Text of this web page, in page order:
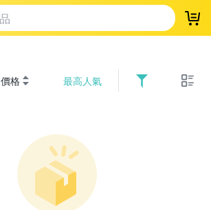
登
價格 最高人氣